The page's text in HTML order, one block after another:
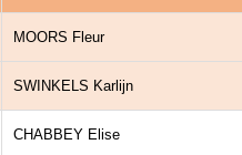
MOORS Fleur
SWINKELS Karlijn
CHABBEY Elise